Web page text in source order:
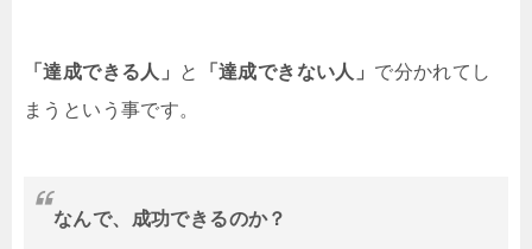
「達成できる人」 と 「達成できない人」 で分かれてし
まうという事です。
なんで、成功できるのか？